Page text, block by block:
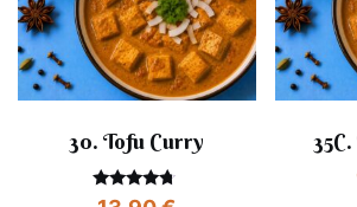
30. Tofu Curry
Bewertet